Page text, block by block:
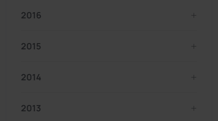
2016
2015
2014
2013